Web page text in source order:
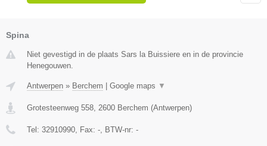
Spina
Niet gevestigd in de plaats Sars la Buissiere en in de provincie
Henegouwen.
Antwerpen » Berchem Google maps ▼
Grotesteenweg 558 2600 Berchem (Antwerpen)
Tel: 32910990 , Fax: - , BTW-nr: -